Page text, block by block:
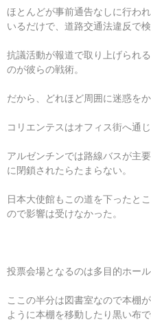
ほとんどが事前通告なしに行わ
いるだけで、道路交通法違反で
抗議活動が報道で取り上げられ
のが彼らの戦術。
だから、どれほど周囲に迷惑を
コリエンテスはオフィス街へ通じ
アルゼンチンでは路線バスが主
に閉鎖されたらたまらない。
日本大使館もこの道を下ったと
ので影響は受けなかった。
投票会場となるのは多目的ホール
ここの半分は図書室なので本棚
ように本棚を移動したり黒い布で